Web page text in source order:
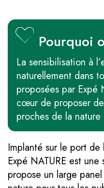
Pourquoi
La sensibilisation à
naturellement dans
proposées par Expé
cœur de proposer
proches de la
Implanté sur le port
Expé NATURE est
propose un large